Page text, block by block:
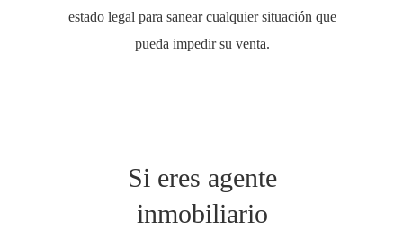
estado legal para sanear cualquier situación que
pueda impedir su venta.
Si eres agente
inmobiliario